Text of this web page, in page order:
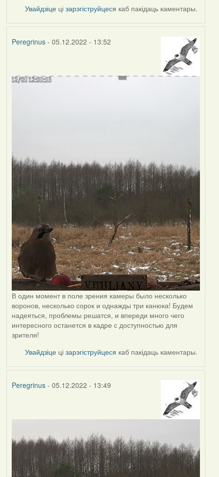
Увайдзіце цізарэгіструйцеся каб пакідаць каментары.
Peregrinus- 05.12.2022 - 13:52
В один момент в поле зрения камеры было несколько
воронов, несколько сорок и однажды три канюка! Будем
надеяться, проблемы решатся, и впереди много чего
интересного останется в кадре с доступностью для
зрителя!
Увайдзіце цізарэгіструйцеся каб пакідаць каментары.
Peregrinus- 05.12.2022 - 13:49